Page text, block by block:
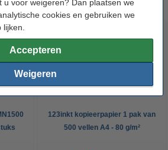
u voor weigeren? Dan plaatsen we
cookies en gebruiken we
Accepteren
Weigeren
producten
123inkt kopieerpapier 1 pak van
500 vellen A4 - 80 g/m²